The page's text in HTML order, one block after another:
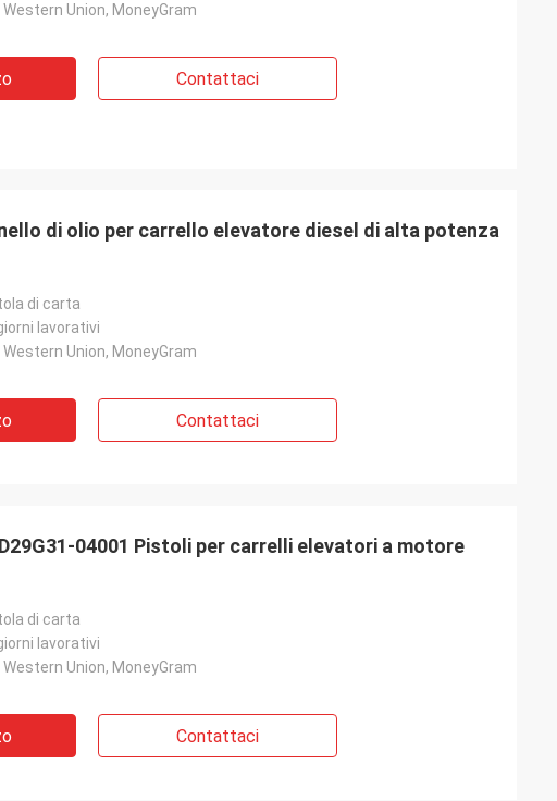
Union, MoneyGram
Contattaci
di olio per carrello elevatore diesel di alta potenza
di carta
lavorativi
Union, MoneyGram
Contattaci
04001 Pistoli per carrelli elevatori a motore
di carta
lavorativi
Union, MoneyGram
Contattaci